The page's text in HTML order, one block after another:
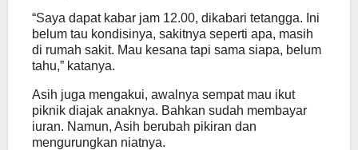
“Saya dapat kabar jam 12.00, dikabari tetangga. Ini
belum tau kondisinya, sakitnya seperti apa, masih
di rumah sakit. Mau kesana tapi sama siapa, belum
tahu,” katanya.
Asih juga mengakui, awalnya sempat mau ikut
piknik diajak anaknya. Bahkan sudah membayar
iuran. Namun, Asih berubah pikiran dan
mengurungkan niatnya.